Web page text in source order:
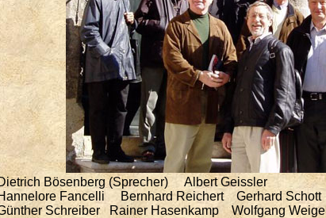
Bösenberg (Sprecher) Albert Geissler
Fancelli Bernhard Reichert Gerhard Schott
Schreiber Rainer Hasenkamp Wolfgang Weigel